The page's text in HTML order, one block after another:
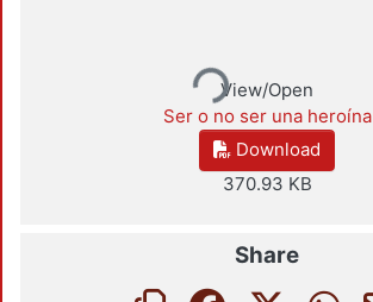
Loading...View/Open
Ser o no ser una heroína
Download
370.93 KB
Share